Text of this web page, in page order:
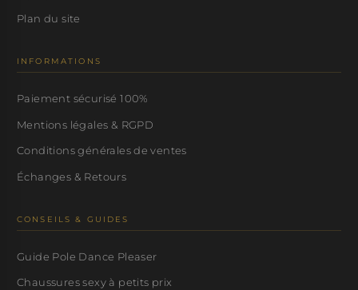
Plan du site
INFORMATIONS
Paiement sécurisé 100%
Mentions légales & RGPD
Conditions générales de ventes
Échanges & Retours
CONSEILS & GUIDES
Guide Pole Dance Pleaser
Chaussures sexy à petits prix